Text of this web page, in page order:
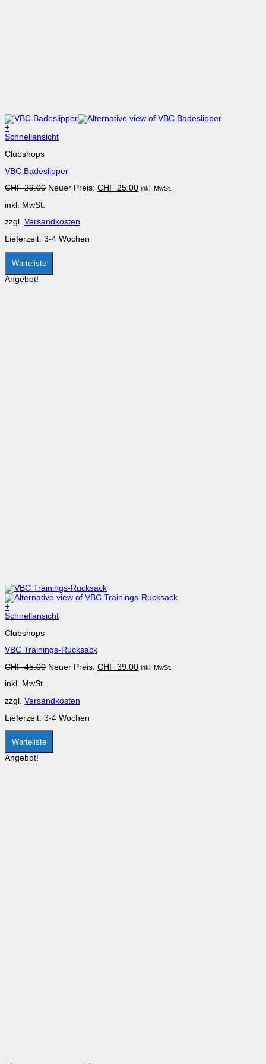
+
Dieses
weist
Varianten
Die
können
der
Produktseite
gewählt
werden
Schnellansicht
Clubshops
VBC Badeslipper
CHF29.00 Ursprünglicher
Neuer Preis: CHF 25.00Aktueller
inkl. MwSt.
inkl. MwSt.
zzgl. Versandkosten
Lieferzeit: 3-4 Wochen
Warteliste
Angebot!
+
Dieses
weist
Varianten
Die
können
der
Produktseite
gewählt
werden
Schnellansicht
Clubshops
VBC Trainings-Rucksack
CHF45.00 Ursprünglicher
Neuer Preis: CHF 39.00Aktueller
inkl. MwSt.
inkl. MwSt.
zzgl. Versandkosten
Lieferzeit: 3-4 Wochen
Warteliste
Angebot!